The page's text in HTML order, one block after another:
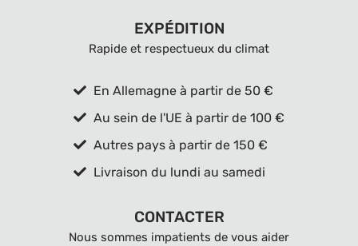
EXPÉDITION
Rapide et respectueux du climat
En Allemagne à partir de 50 €
Au sein de l'UE à partir de 100 €
Autres pays à partir de 150 €
Livraison du lundi au samedi
CONTACTER
Nous sommes impatients de vous aider